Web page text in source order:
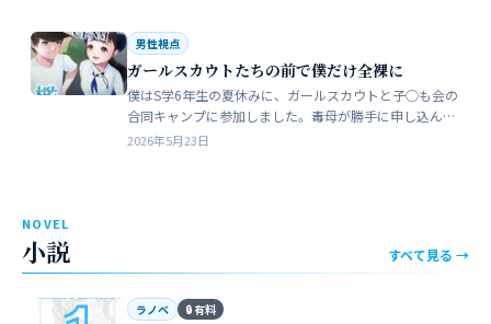
男性視点
ガールスカウトたちの前で僕だけ全裸に
僕はS学6年生の夏休みに、ガールスカウトと子◯も会の
合同キャンプに参加しました。毒母が勝手に申し込んだ
強制的なイベントでした。まったく乗り気がしません。
2026年5月23日
NOVEL
小説 すべて見る →
ラノベ 🔒 有料